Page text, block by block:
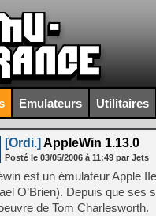
Emulateurs Utilitaires
[Ordi.] AppleWin 1.13.0
Posté le 03/05/2006 à 11:49 par Jets
est un émulateur Apple
O’Brien). Depuis que ses
de Tom Charlesworth.